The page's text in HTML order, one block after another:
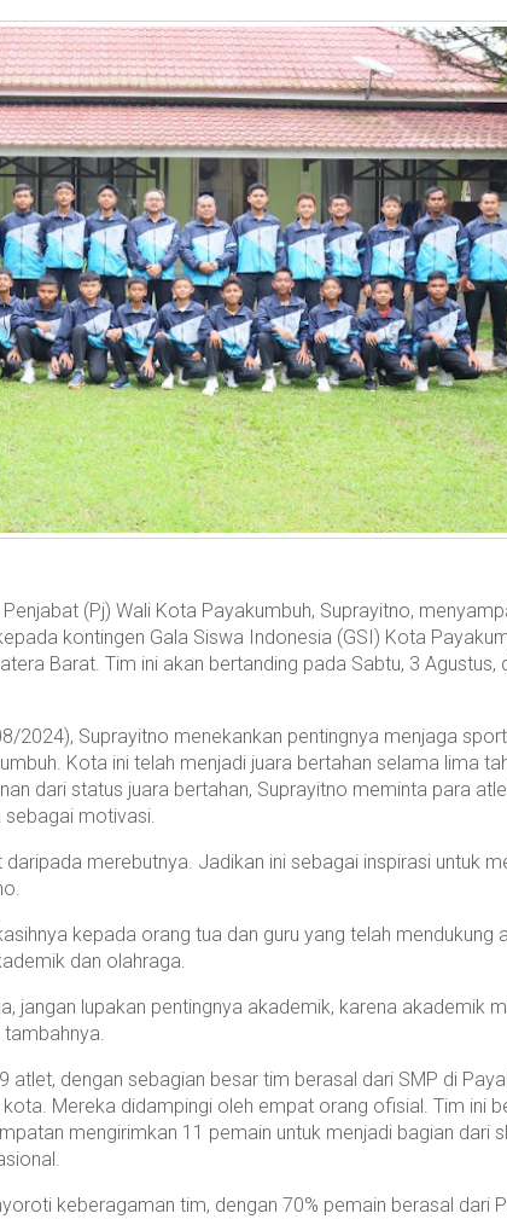
(Pj) Wali Kota Payakumbuh, Suprayitno,
kontingen Gala Siswa Indonesia (GSI) Kota
Barat. Tim ini akan bertanding pada Sabtu, 3 Agustus,
2024), Suprayitno menekankan pentingnya menjaga
Kota ini telah menjadi juara bertahan selama lima
dari status juara bertahan, Suprayitno meminta para
sebagai motivasi.
daripada merebutnya. Jadikan ini sebagai inspirasi untuk
kepada orang tua dan guru yang telah mendukung
dan olahraga.
jangan lupakan pentingnya akademik, karena akademik
tambahnya.
atlet, dengan sebagian besar tim berasal dari SMP di
Mereka didampingi oleh empat orang ofisial. Tim ini
mengirimkan 11 pemain untuk menjadi bagian dari
keberagaman tim, dengan 70% pemain berasal dari